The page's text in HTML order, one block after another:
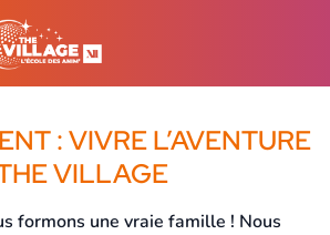
: VIVRE L’AVENTURE
VILLAGE
formons une vraie famille ! Nous